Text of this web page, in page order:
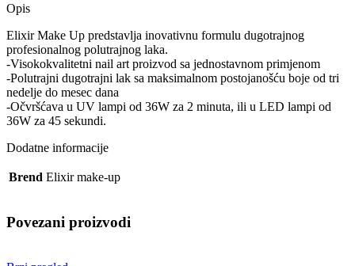
Opis
Elixir Make Up predstavlja inovativnu formulu dugotrajnog
profesionalnog polutrajnog laka.
-Visokokvalitetni nail art proizvod sa jednostavnom primjenom
-Polutrajni dugotrajni lak sa maksimalnom postojanošću boje od tri
nedelje do mesec dana
-Očvršćava u UV lampi od 36W za 2 minuta, ili u LED lampi od
36W za 45 sekundi.
Dodatne informacije
Brend Elixir make-up
Povezani proizvodi